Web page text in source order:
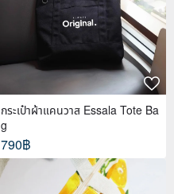
กระเป๋าผ้าแคนวาส Essala Tote Ba
g
790฿